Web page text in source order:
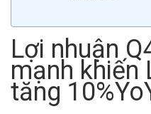
Lợi nhuận
mạnh khiến
tăng